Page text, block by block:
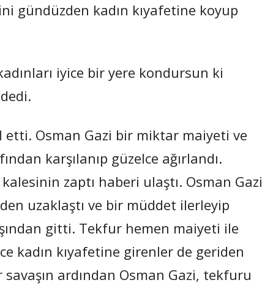
gündüzden kadın kıyafetine koyup
iyice bir yere kondursun ki
Osman Gazi bir miktar maiyeti ve
karşılanıp güzelce ağırlandı.
zaptı haberi ulaştı. Osman Gazi
uzaklaştı ve bir müddet ilerleyip
gitti. Tekfur hemen maiyeti ile
kadın kıyafetine girenler de geriden
ardından Osman Gazi, tekfuru